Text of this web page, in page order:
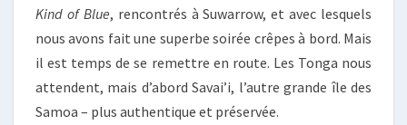
Kind of Blue, rencontrés à Suwarrow, et avec lesquels
nous avons fait une superbe soirée crêpes à bord. Mais
il est temps de se remettre en route. Les Tonga nous
attendent, mais d’abord Savai’i, l’autre grande île des
Samoa – plus authentique et préservée.